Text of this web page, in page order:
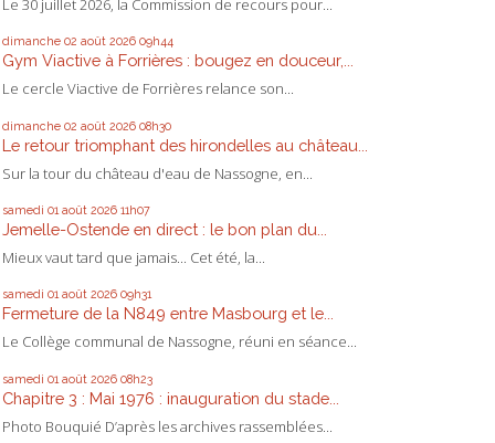
Le 30 juillet 2026, la Commission de recours pour...
dimanche 02 août 2026 09h44
Gym Viactive à Forrières : bougez en douceur,...
Le cercle Viactive de Forrières relance son...
dimanche 02 août 2026 08h30
Le retour triomphant des hirondelles au château...
Sur la tour du château d'eau de Nassogne, en...
samedi 01 août 2026 11h07
Jemelle-Ostende en direct : le bon plan du...
Mieux vaut tard que jamais... Cet été, la...
samedi 01 août 2026 09h31
Fermeture de la N849 entre Masbourg et le...
Le Collège communal de Nassogne, réuni en séance...
samedi 01 août 2026 08h23
Chapitre 3 : Mai 1976 : inauguration du stade...
Photo Bouquié D’après les archives rassemblées...